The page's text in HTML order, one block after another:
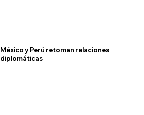
México y Perú retoman relaciones
diplomáticas